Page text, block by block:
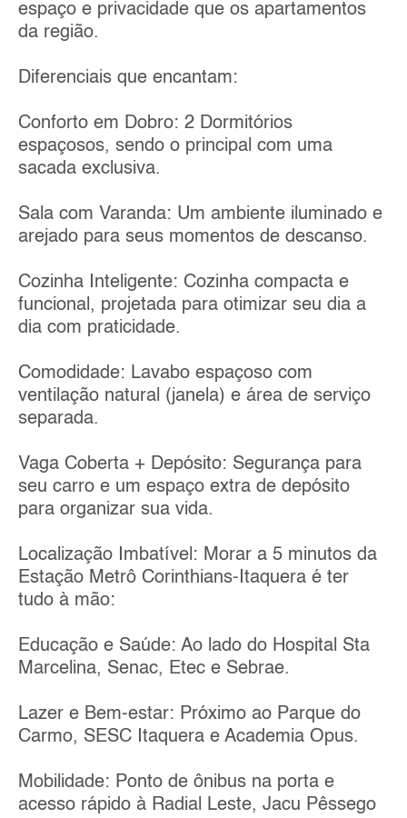
espaço e privacidade que os apartamentos
da região.
Diferenciais que encantam:
Conforto em Dobro: 2 Dormitórios
espaçosos, sendo o principal com uma
sacada exclusiva.
Sala com Varanda: Um ambiente iluminado e
arejado para seus momentos de descanso.
Cozinha Inteligente: Cozinha compacta e
funcional, projetada para otimizar seu dia a
dia com praticidade.
Comodidade: Lavabo espaçoso com
ventilação natural (janela) e área de serviço
separada.
Vaga Coberta + Depósito: Segurança para
seu carro e um espaço extra de depósito
para organizar sua vida.
Localização Imbatível: Morar a 5 minutos da
Estação Metrô Corinthians-Itaquera é ter
tudo à mão:
Educação e Saúde: Ao lado do Hospital Sta
Marcelina, Senac, Etec e Sebrae.
Lazer e Bem-estar: Próximo ao Parque do
Carmo, SESC Itaquera e Academia Opus.
Mobilidade: Ponto de ônibus na porta e
acesso rápido à Radial Leste, Jacu Pêssego